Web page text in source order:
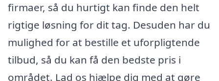
firmaer, så du hurtigt kan finde den helt
rigtige løsning for dit tag. Desuden har du
mulighed for at bestille et uforpligtende
tilbud, så du kan få den bedste pris i
området. Lad os hjælpe dig med at gøre